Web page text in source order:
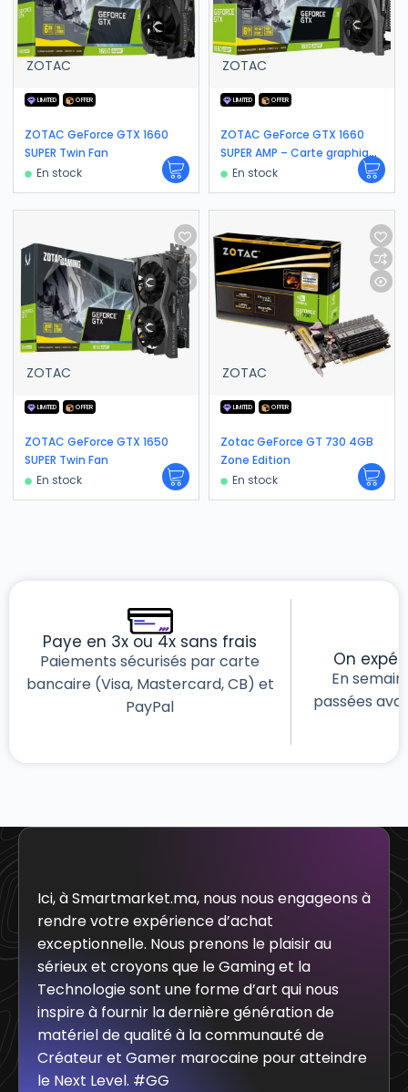
ZOTAC
LIMITED OFFER
ZOTAC GeForce GTX 1660
SUPER Twin Fan
En stock
ZOTAC
LIMITED OFFER
ZOTAC GeForce GTX 1660
SUPER AMP – Carte graphique
| 6 Go GDDR6
En stock
ZOTAC
LIMITED OFFER
ZOTAC GeForce GTX 1650
SUPER Twin Fan
En stock
ZOTAC
LIMITED OFFER
Zotac GeForce GT 730 4GB
Zone Edition
En stock
Paye en 3x ou 4x sans frais
Paiements sécurisés par carte
bancaire (Visa, Mastercard, CB) et
PayPal
On
En
passées
Ici, à Smartmarket.ma, nous nous engageons à
rendre votre expérience d’achat
exceptionnelle. Nous prenons le plaisir au
sérieux et croyons que le Gaming et la
Technologie sont une forme d’art qui nous
inspire à fournir la dernière génération de
matériel de qualité à la communauté de
Créateur et Gamer marocaine pour atteindre
le Next Level. #GG